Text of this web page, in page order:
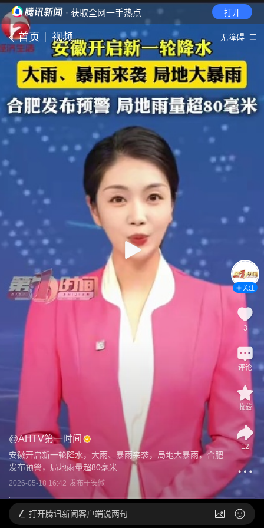
· 获取全网一手热点 打开
首页 视频 无障碍
@AHTV第一时间
安徽开启新一轮降水，大雨、暴雨来袭，局地大暴雨，合肥
发布预警，局地雨量超80毫米
2026-05-18 16:42 发布于安徽
关注
3
评论
收藏
12
打开腾讯新闻客户端说两句